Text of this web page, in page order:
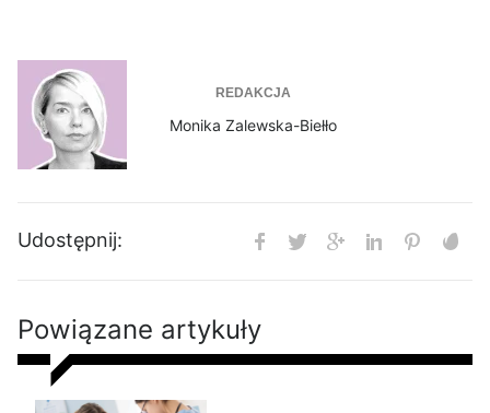
Monika Zalewska-Biełło
REDAKCJA
Udostępnij:
Powiązane artykuły